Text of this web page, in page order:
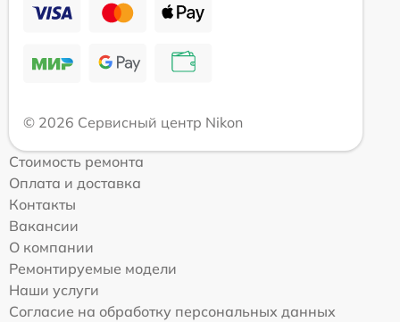
© 2026 Сервисный центр Nikon
Стоимость ремонта
Оплата и доставка
Контакты
Вакансии
О компании
Ремонтируемые модели
Наши услуги
Согласие на обработку персональных данных